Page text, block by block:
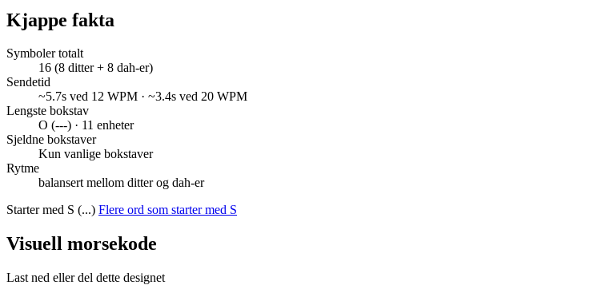
Kjappe fakta
Symboler totalt
16 (8 ditter + 8 dah-er)
Sendetid
~5.7s ved 12 WPM · ~3.4s ved 20 WPM
Lengste bokstav
O (---) · 11 enheter
Sjeldne bokstaver
Kun vanlige bokstaver
Rytme
balansert mellom ditter og dah-er
Starter med S (...) Flere ord som starter med S
Visuell morsekode
Last ned eller del dette designet